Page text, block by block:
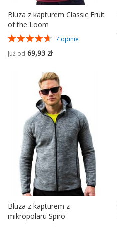
Bluza z kapturem Classic Fruit
of the Loom
Ocena:
7 opinie
Już od 69,93 zł
Bluza z kapturem z
mikropolaru Spiro